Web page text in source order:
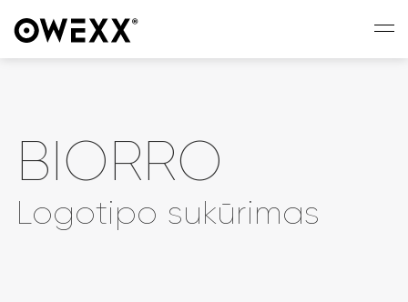
BIORRO
Logotipo sukūrimas